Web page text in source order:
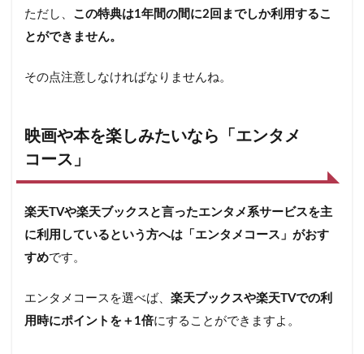
ただし、 この特典は1年間の間に2回までしか利用するこ
とができません。
その点注意しなければなりませんね。
映画や本を楽しみたいなら「エンタメ
コース」
楽天TVや楽天ブックスと言ったエンタメ系サービスを主
に利用しているという方へは「エンタメコース」がおす
すめです。
エンタメコースを選べば、 楽天ブックスや楽天TVでの利
用時にポイントを＋1倍にすることができますよ。